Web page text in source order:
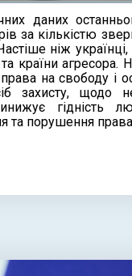
даних
за кількістю
ніж українці,
країни агресора.
на свободу і
захисту, щодо
гідність
та порушення